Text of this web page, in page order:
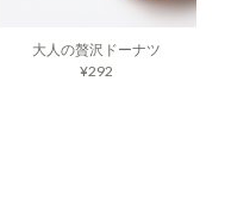
大人の贅沢ドーナツ
¥292